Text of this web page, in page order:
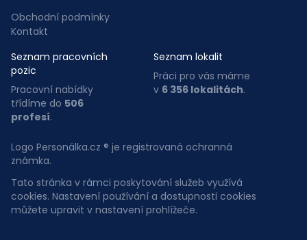
Obchodní podmínky
Kontakt
Seznam pracovních
pozic
Pracovní nabídky
třídíme do 506
profesí.
Seznam lokalit
Práci pro vás máme
v 6 356 lokalitách.
Logo Personálka.cz ® je registrovaná ochranná
známka.
Tato stránka v rámci poskytování služeb využívá
cookies. Nastavení používání a dostupnosti cookies
můžete upravit v nastavení prohlížeče.